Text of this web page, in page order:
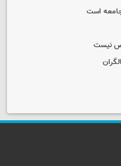
جامعه است
نیست